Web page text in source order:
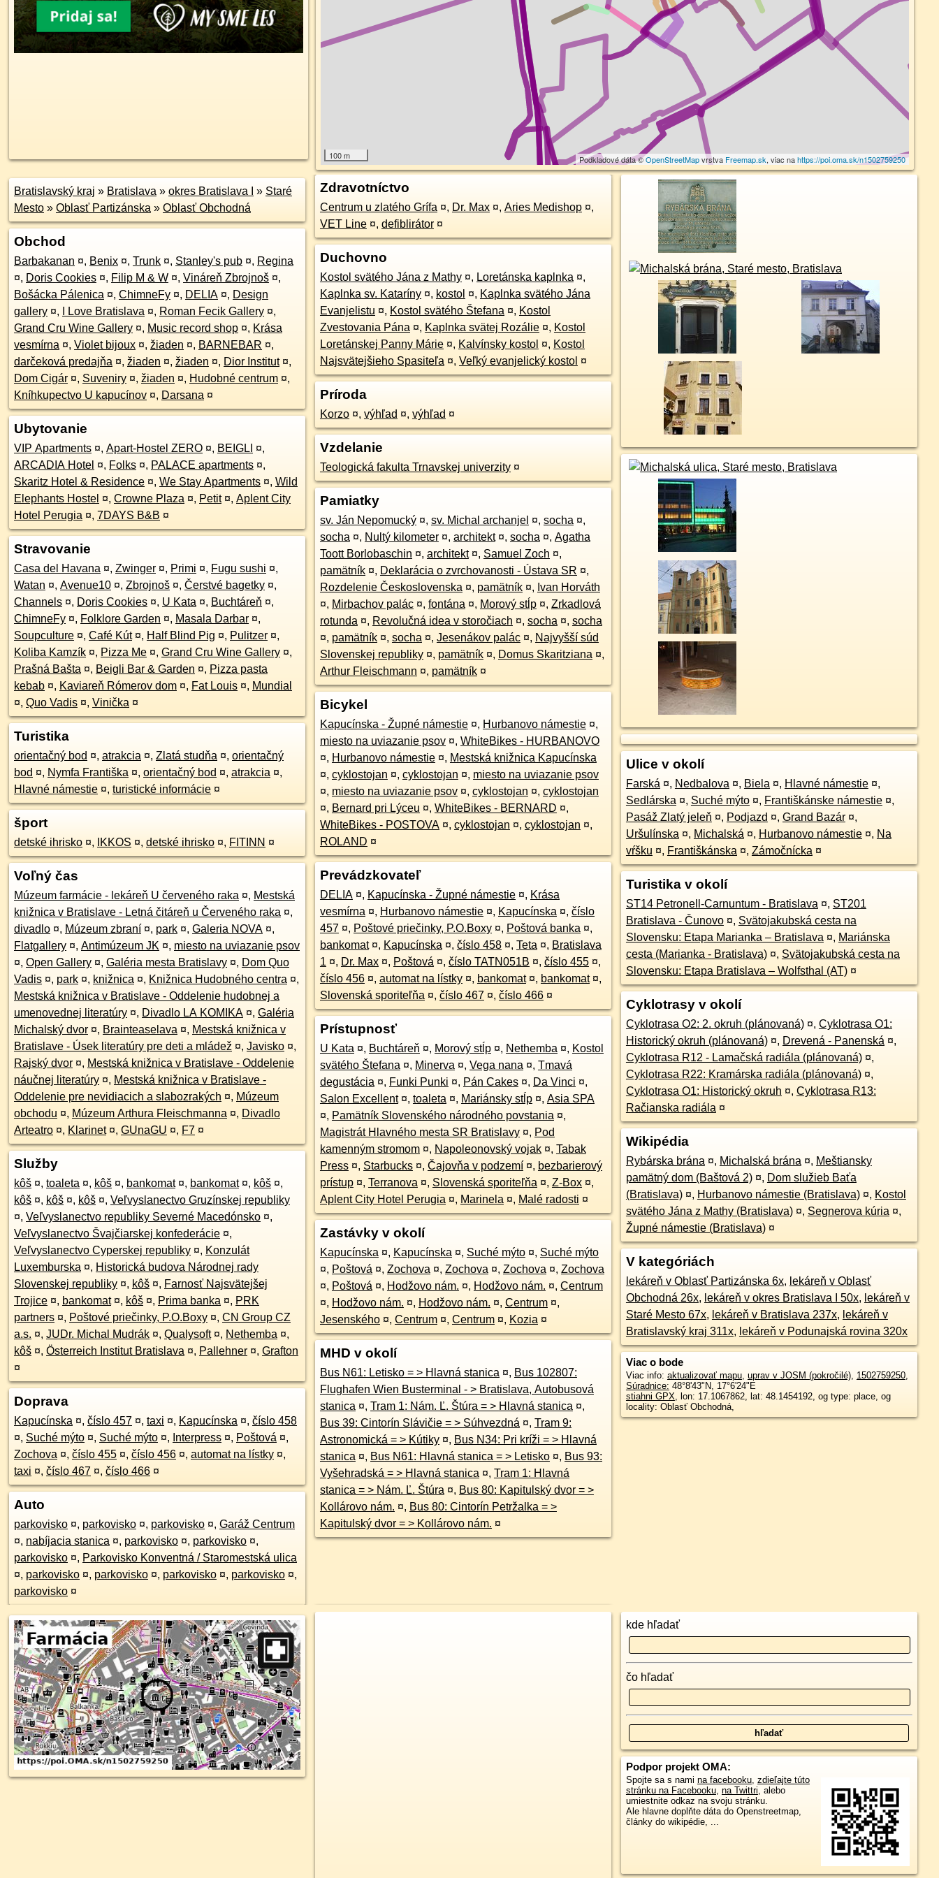
100 m Podkladové dáta ©OpenStreetMapvrstva Freemap.sk, viac nahttps://poi.oma.sk/n1502759250
Bratislavský kraj » Bratislava » okres Bratislava I » Staré
Mesto » Oblasť Partizánska » Oblasť Obchodná
Obchod
Barbakanan ¤, Benix ¤, Trunk ¤, Stanley's pub ¤, Regina
¤, Doris Cookies ¤, Filip M & W ¤, Vináreň Zbrojnoš ¤,
Bošácka Pálenica ¤, ChimneFy ¤, DELIA ¤, Design
gallery ¤, I Love Bratislava ¤, Roman Fecik Gallery ¤,
Grand Cru Wine Gallery ¤, Music record shop ¤, Krása
vesmírna ¤, Violet bijoux ¤, žiaden ¤, BARNEBAR ¤,
darčeková predajňa ¤, žiaden ¤, žiaden ¤, Dior Institut ¤,
Dom Cigár ¤, Suveniry ¤, žiaden ¤, Hudobné centrum ¤,
Kníhkupectvo U kapucínov ¤, Darsana ¤
Ubytovanie
VIP Apartments ¤, Apart-Hostel ZERO ¤, BEIGLI ¤,
ARCADIA Hotel ¤, Folks ¤, PALACE apartments ¤,
Skaritz Hotel & Residence ¤, We Stay Apartments ¤, Wild
Elephants Hostel ¤, Crowne Plaza ¤, Petit ¤, Aplent City
Hotel Perugia ¤, 7DAYS B&B ¤
Stravovanie
Casa del Havana ¤, Zwinger ¤, Primi ¤, Fugu sushi ¤,
Watan ¤, Avenue10 ¤, Zbrojnoš ¤, Čerstvé bagetky ¤,
Channels ¤, Doris Cookies ¤, U Kata ¤, Buchtáreň ¤,
ChimneFy ¤, Folklore Garden ¤, Masala Darbar ¤,
Soupculture ¤, Café Kút ¤, Half Blind Pig ¤, Pulitzer ¤,
Koliba Kamzík ¤, Pizza Me ¤, Grand Cru Wine Gallery ¤,
Prašná Bašta ¤, Beigli Bar & Garden ¤, Pizza pasta
kebab ¤, Kaviareň Rómerov dom ¤, Fat Louis ¤, Mundial
¤, Quo Vadis ¤, Vinička ¤
Turistika
orientačný bod ¤, atrakcia ¤, Zlatá studňa ¤, orientačný
bod ¤, Nymfa Františka ¤, orientačný bod ¤, atrakcia ¤,
Hlavné námestie ¤, turistické informácie ¤
šport
detské ihrisko ¤, IKKOS ¤, detské ihrisko ¤, FITINN ¤
Voľný čas
Múzeum farmácie - lekáreň U červeného raka ¤, Mestská
knižnica v Bratislave - Letná čitáreň u Červeného raka ¤,
divadlo ¤, Múzeum zbraní ¤, park ¤, Galeria NOVA ¤,
Flatgallery ¤, Antimúzeum JK ¤, miesto na uviazanie psov
¤, Open Gallery ¤, Galéria mesta Bratislavy ¤, Dom Quo
Vadis ¤, park ¤, knižnica ¤, Knižnica Hudobného centra ¤,
Mestská knižnica v Bratislave - Oddelenie hudobnej a
umenovednej literatúry ¤, Divadlo LA KOMIKA ¤, Galéria
Michalský dvor ¤, Brainteaselava ¤, Mestská knižnica v
Bratislave - Úsek literatúry pre deti a mládež ¤, Javisko ¤,
Rajský dvor ¤, Mestská knižnica v Bratislave - Oddelenie
náučnej literatúry ¤, Mestská knižnica v Bratislave -
Oddelenie pre nevidiacich a slabozrakých ¤, Múzeum
obchodu ¤, Múzeum Arthura Fleischmanna ¤, Divadlo
Arteatro ¤, Klarinet ¤, GUnaGU ¤, F7 ¤
Služby
kôš ¤, toaleta ¤, kôš ¤, bankomat ¤, bankomat ¤, kôš ¤,
kôš ¤, kôš ¤, kôš ¤, Veľvyslanectvo Gruzínskej republiky
¤, Veľvyslanectvo republiky Severné Macedónsko ¤,
Veľvyslanectvo Švajčiarskej konfederácie ¤,
Veľvyslanectvo Cyperskej republiky ¤, Konzulát
Luxemburska ¤, Historická budova Národnej rady
Slovenskej republiky ¤, kôš ¤, Farnosť Najsvätejšej
Trojice ¤, bankomat ¤, kôš ¤, Prima banka ¤, PRK
partners ¤, Poštové priečinky, P.O.Boxy ¤, CN Group CZ
a.s. ¤, JUDr. Michal Mudrák ¤, Qualysoft ¤, Nethemba ¤,
kôš ¤, Österreich Institut Bratislava ¤, Pallehner ¤, Grafton
¤
Doprava
Kapucínska ¤, číslo 457 ¤, taxi ¤, Kapucínska ¤, číslo 458
¤, Suché mýto ¤, Suché mýto ¤, Interpress ¤, Poštová ¤,
Zochova ¤, číslo 455 ¤, číslo 456 ¤, automat na lístky ¤,
taxi ¤, číslo 467 ¤, číslo 466 ¤
Auto
parkovisko ¤, parkovisko ¤, parkovisko ¤, Garáž Centrum
¤, nabíjacia stanica ¤, parkovisko ¤, parkovisko ¤,
parkovisko ¤, Parkovisko Konventná / Staromestská ulica
¤, parkovisko ¤, parkovisko ¤, parkovisko ¤, parkovisko ¤,
parkovisko ¤
Zdravotníctvo
Centrum u zlatého Grífa ¤, Dr. Max ¤, Aries Medishop ¤,
VET Line ¤, defiblirátor ¤
Duchovno
Kostol svätého Jána z Mathy ¤, Loretánska kaplnka ¤,
Kaplnka sv. Kataríny ¤, kostol ¤, Kaplnka svätého Jána
Evanjelistu ¤, Kostol svätého Štefana ¤, Kostol
Zvestovania Pána ¤, Kaplnka svätej Rozálie ¤, Kostol
Loretánskej Panny Márie ¤, Kalvínsky kostol ¤, Kostol
Najsvätejšieho Spasiteľa ¤, Veľký evanjelický kostol ¤
Príroda
Korzo ¤, výhľad ¤, výhľad ¤
Vzdelanie
Teologická fakulta Trnavskej univerzity ¤
Pamiatky
sv. Ján Nepomucký ¤, sv. Michal archanjel ¤, socha ¤,
socha ¤, Nultý kilometer ¤, architekt ¤, socha ¤, Agatha
Toott Borlobaschin ¤, architekt ¤, Samuel Zoch ¤,
pamätník ¤, Deklarácia o zvrchovanosti - Ústava SR ¤,
Rozdelenie Československa ¤, pamätník ¤, Ivan Horváth
¤, Mirbachov palác ¤, fontána ¤, Morový stĺp ¤, Zrkadlová
rotunda ¤, Revolučná idea v storočiach ¤, socha ¤, socha
¤, pamätník ¤, socha ¤, Jesenákov palác ¤, Najvyšší súd
Slovenskej republiky ¤, pamätník ¤, Domus Skaritziana ¤,
Arthur Fleischmann ¤, pamätník ¤
Bicykel
Kapucínska - Župné námestie ¤, Hurbanovo námestie ¤,
miesto na uviazanie psov ¤, WhiteBikes - HURBANOVO
¤, Hurbanovo námestie ¤, Mestská knižnica Kapucínska
¤, cyklostojan ¤, cyklostojan ¤, miesto na uviazanie psov
¤, miesto na uviazanie psov ¤, cyklostojan ¤, cyklostojan
¤, Bernard pri Lýceu ¤, WhiteBikes - BERNARD ¤,
WhiteBikes - POSTOVA ¤, cyklostojan ¤, cyklostojan ¤,
ROLAND ¤
Prevádzkovateľ
DELIA ¤, Kapucínska - Župné námestie ¤, Krása
vesmírna ¤, Hurbanovo námestie ¤, Kapucínska ¤, číslo
457 ¤, Poštové priečinky, P.O.Boxy ¤, Poštová banka ¤,
bankomat ¤, Kapucínska ¤, číslo 458 ¤, Teta ¤, Bratislava
1 ¤, Dr. Max ¤, Poštová ¤, číslo TATN051B ¤, číslo 455 ¤,
číslo 456 ¤, automat na lístky ¤, bankomat ¤, bankomat ¤,
Slovenská sporiteľňa ¤, číslo 467 ¤, číslo 466 ¤
Prístupnosť
U Kata ¤, Buchtáreň ¤, Morový stĺp ¤, Nethemba ¤, Kostol
svätého Štefana ¤, Minerva ¤, Vega nana ¤, Tmavá
degustácia ¤, Funki Punki ¤, Pán Cakes ¤, Da Vinci ¤,
Salon Excellent ¤, toaleta ¤, Mariánsky stĺp ¤, Asia SPA
¤, Pamätník Slovenského národného povstania ¤,
Magistrát Hlavného mesta SR Bratislavy ¤, Pod
kamenným stromom ¤, Napoleonovský vojak ¤, Tabak
Press ¤, Starbucks ¤, Čajovňa v podzemí ¤, bezbarierový
prístup ¤, Terranova ¤, Slovenská sporiteľňa ¤, Z-Box ¤,
Aplent City Hotel Perugia ¤, Marinela ¤, Malé radosti ¤
Zastávky v okolí
Kapucínska ¤, Kapucínska ¤, Suché mýto ¤, Suché mýto
¤, Poštová ¤, Zochova ¤, Zochova ¤, Zochova ¤, Zochova
¤, Poštová ¤, Hodžovo nám. ¤, Hodžovo nám. ¤, Centrum
¤, Hodžovo nám. ¤, Hodžovo nám. ¤, Centrum ¤,
Jesenského ¤, Centrum ¤, Centrum ¤, Kozia ¤
MHD v okolí
Bus N61: Letisko = > Hlavná stanica ¤, Bus 102807:
Flughafen Wien Busterminal - > Bratislava, Autobusová
stanica ¤, Tram 1: Nám. Ľ. Štúra = > Hlavná stanica ¤,
Bus 39: Cintorín Slávičie = > Súhvezdná ¤, Tram 9:
Astronomická = > Kútiky ¤, Bus N34: Pri kríži = > Hlavná
stanica ¤, Bus N61: Hlavná stanica = > Letisko ¤, Bus 93:
Vyšehradská = > Hlavná stanica ¤, Tram 1: Hlavná
stanica = > Nám. Ľ. Štúra ¤, Bus 80: Kapitulský dvor = >
Kollárovo nám. ¤, Bus 80: Cintorín Petržalka = >
Kapitulský dvor = > Kollárovo nám. ¤
Ulice v okolí
Farská ¤, Nedbalova ¤, Biela ¤, Hlavné námestie ¤,
Sedlárska ¤, Suché mýto ¤, Františkánske námestie ¤,
Pasáž Zlatý jeleň ¤, Podjazd ¤, Grand Bazár ¤,
Uršulínska ¤, Michalská ¤, Hurbanovo námestie ¤, Na
vŕšku ¤, Františkánska ¤, Zámočnícka ¤
Turistika v okolí
ST14 Petronell-Carnuntum - Bratislava ¤, ST201
Bratislava - Čunovo ¤, Svätojakubská cesta na
Slovensku: Etapa Marianka – Bratislava ¤, Mariánska
cesta (Marianka - Bratislava) ¤, Svätojakubská cesta na
Slovensku: Etapa Bratislava – Wolfsthal (AT) ¤
Cyklotrasy v okolí
Cyklotrasa O2: 2. okruh (plánovaná) ¤, Cyklotrasa O1:
Historický okruh (plánovaná) ¤, Drevená - Panenská ¤,
Cyklotrasa R12 - Lamačská radiála (plánovaná) ¤,
Cyklotrasa R22: Kramárska radiála (plánovaná) ¤,
Cyklotrasa O1: Historický okruh ¤, Cyklotrasa R13:
Račianska radiála ¤
Wikipédia
Rybárska brána ¤, Michalská brána ¤, Meštiansky
pamätný dom (Baštová 2) ¤, Dom služieb Baťa
(Bratislava) ¤, Hurbanovo námestie (Bratislava) ¤, Kostol
svätého Jána z Mathy (Bratislava) ¤, Segnerova kúria ¤,
Župné námestie (Bratislava) ¤
V kategóriách
lekáreň v Oblasť Partizánska 6x, lekáreň v Oblasť
Obchodná 26x, lekáreň v okres Bratislava I 50x, lekáreň v
Staré Mesto 67x, lekáreň v Bratislava 237x, lekáreň v
Bratislavský kraj 311x, lekáreň v Podunajská rovina 320x
Viac o bode
Viac info: aktualizovať mapu, uprav v JOSM (pokročilé), 1502759250,
Súradnice: 48°8'43"N
17°6'24"E
stiahni GPX , lon: 17.1067862, lat: 48.1454192, og type: place, og
locality: Oblasť Obchodná,
kde hľadať
čo hľadať
Podpor projekt OMA:
Spojte sa s nami na facebooku, zdieľajte túto
stránku na Facebooku, na Twittri, alebo
umiestnite odkaz na svoju stránku.
Ale hlavne doplňte dáta do Openstreetmap,
články do wikipédie, ...